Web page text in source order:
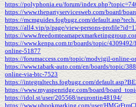
https://polyphonia.eu/forum/
https://www.thepartyservicesweb.com/board/
https://mcmguides.fogbugz.com/
https://all4.vip/p/page/view-persons-
https://
https://www.kenpa.com.tr/boards/topic/
online-51877
https://forumaccess.com/topic/modvigil-online-
https://www.tabark-auto.com/en/boards/topic/
online-via-btc-7523
https://integraltechs.fogbugz.com/
https://www.myaspenridge.com/board/
https://idol.st/user/205568/neurontin48194/
https://www.ubookmarking.com/user/